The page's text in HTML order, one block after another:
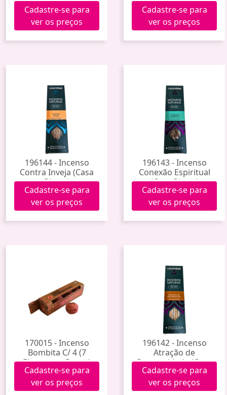
Cadastre-se para
ver os preços
Cadastre-se para
ver os preços
196144 - Incenso
Contra Inveja (Casa
Rittua)
Cadastre-se para
ver os preços
196143 - Incenso
Conexão Espiritual
(Casa Rittua)
Cadastre-se para
ver os preços
170015 - Incenso
Bombita C/ 4 (7
Elementos Puros)
Cadastre-se para
ver os preços
196142 - Incenso
Atração de
Prosperidade (Casa
Rittua)
Cadastre-se para
ver os preços